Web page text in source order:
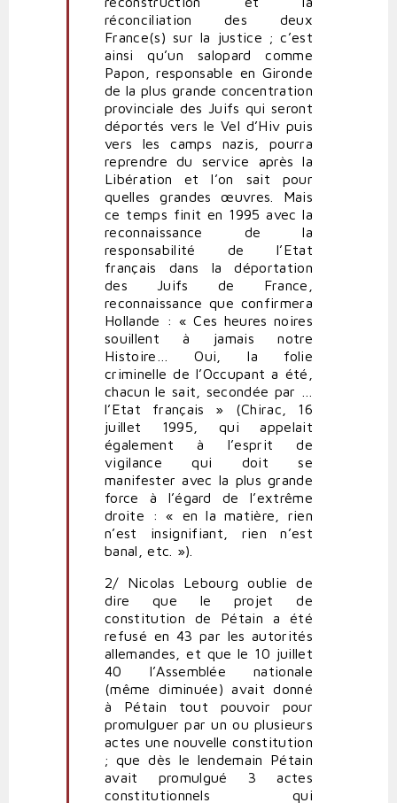
réconciliation des deux
France(s) sur la justice ; c’est
ainsi qu’un salopard comme
Papon, responsable en Gironde
de la plus grande concentration
provinciale des Juifs qui seront
déportés vers le Vel d’Hiv puis
vers les camps nazis, pourra
reprendre du service après la
Libération et l’on sait pour
quelles grandes œuvres. Mais
ce temps finit en 1995 avec la
reconnaissance de la
responsabilité de l’Etat
français dans la déportation
des Juifs de France,
reconnaissance que confirmera
Hollande : « Ces heures noires
souillent à jamais notre
Histoire… Oui, la folie
criminelle de l’Occupant a été,
chacun le sait, secondée par …
l’Etat français » (Chirac, 16
juillet 1995, qui appelait
également à l’esprit de
vigilance qui doit se
manifester avec la plus grande
force à l’égard de l’extrême
droite : « en la matière, rien
n’est insignifiant, rien n’est
banal, etc. »).
2/ Nicolas Lebourg oublie de
dire que le projet de
constitution de Pétain a été
refusé en 43 par les autorités
allemandes, et que le 10 juillet
40 l’Assemblée nationale
(même diminuée) avait donné
à Pétain tout pouvoir pour
promulguer par un ou plusieurs
actes une nouvelle constitution
; que dès le lendemain Pétain
avait promulgué 3 actes
constitutionnels qui